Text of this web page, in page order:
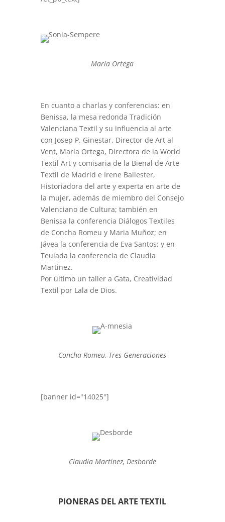
María Ortega
En cuanto a charlas y conferencias: en
Benissa, la mesa redonda Tradición
Valenciana Textil y su influencia al arte
con Josep P. Ginestar, Director de Art al
Vent, Maria Ortega, Directora de la World
Textil Art y comisaria de la Bienal de Arte
Textil de Madrid e Irene Ballester,
Historiadora del arte y experta en arte de
la mujer, además de miembro del Consejo
Valenciano de Cultura; también en
Benissa la conferencia Diálogos Textiles
de Concha Romeu y Maria Muñoz; en
Jávea la conferencia de Eva Santos; y en
Teulada la conferencia de Claudia
Martinez.
Por último un taller a Gata, Creatividad
Textil por Lala de Dios.
Concha Romeu, Tres Generaciones
[banner id="14025"]
Claudia Martínez, Desborde
PIONERAS DEL ARTE TEXTIL